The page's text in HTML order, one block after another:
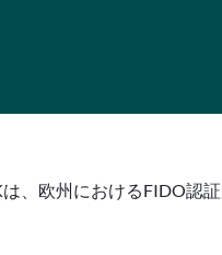
は、欧州におけるFIDO認